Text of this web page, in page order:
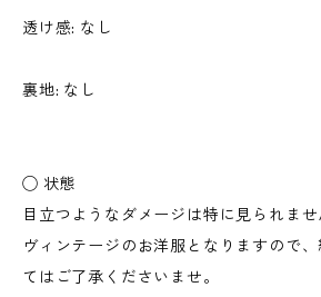
透け感: なし
裏地: なし
◯ 状態
目立つようなダメージは特に見られま
ヴィンテージのお洋服となりますので
てはご了承くださいませ。